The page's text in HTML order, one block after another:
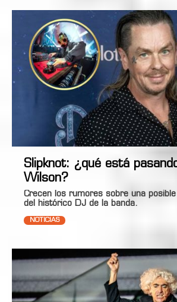
Slipknot: ¿qué está
Wilson?
Crecen los rumores sobre una
del histórico DJ de la banda.
NOTICIAS